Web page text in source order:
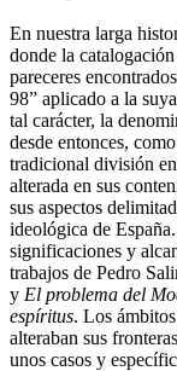
En nuestra larga
donde la
pareceres
98” aplicado a la
tal carácter, la
desde entonces,
tradicional división
alterada en sus
sus aspectos
ideológica de
significaciones y
trabajos de Pedro
y El problema del
espíritus. Los
alteraban sus
unos casos y